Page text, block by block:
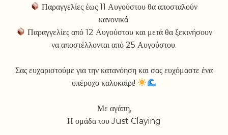
APEROL SPRITZ
MUG
EX
26,00€ 23,40
Παραγγελίες έως 11 Αυγούστου θα αποσταλούν
κανονικά.
Παραγγελίες από 12 Αυγούστου και μετά θα ξεκινήσουν
να αποστέλλονται από 25 Αυγούστου.
Σας ευχαριστούμε για την κατανόηση και σας ευχόμαστε ένα
υπέροχο καλοκαίρι!
Με αγάπη,
Η ομάδα του Just Claying